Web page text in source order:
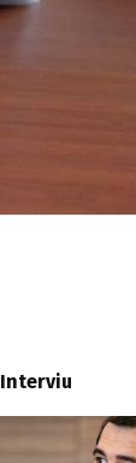
Interviu